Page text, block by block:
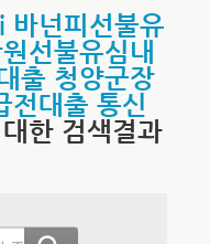
넌피선불유
선불유심내
출 청양군장
전대출 통신
한 검색결과